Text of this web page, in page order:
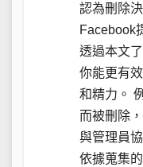
認為刪除
Facebook
透過本文
你能更有
和精力。
而被刪除
與管理員
依據蒐集